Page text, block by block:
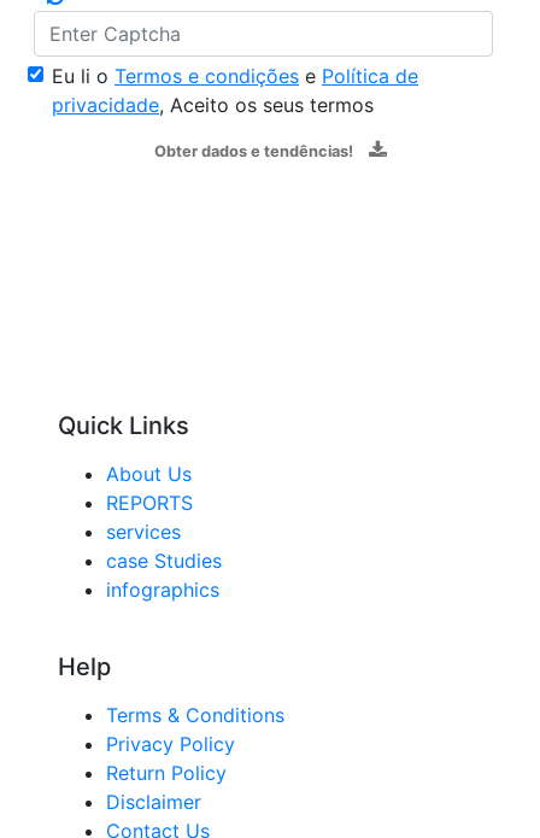
Eu li o Termos e condições e Política de
privacidade, Aceito os seus termos
Obter dados e tendências!
Quick Links
About Us
REPORTS
services
case Studies
infographics
Help
Terms & Conditions
Privacy Policy
Return Policy
Disclaimer
Contact Us